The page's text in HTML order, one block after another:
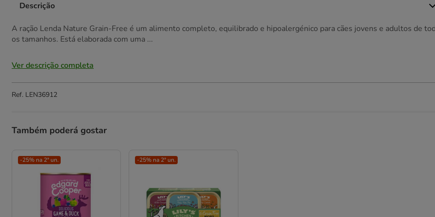
Descrição
A ração Lenda Nature Grain-Free é um alimento completo, equilibrado e hipoalergénico para cães jovens e adultos de
os tamanhos. Está elaborada com uma ...
Ver descrição completa
Ref. LEN36912
Também poderá gostar
-25% na 2ª un. -25% na 2ª un.